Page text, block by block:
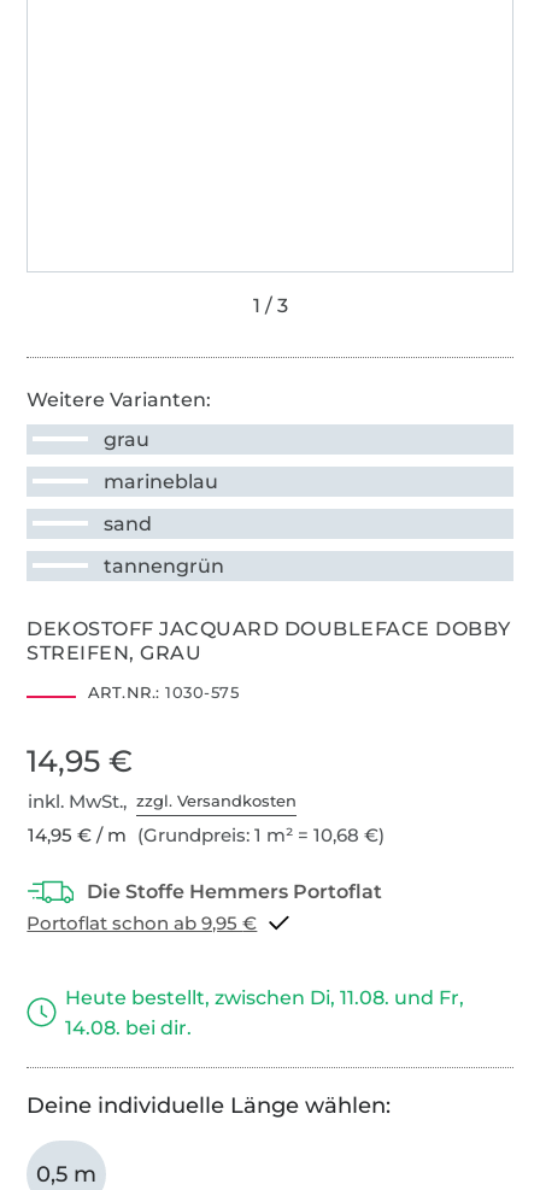
Weitere Varianten:
grau
marineblau
sand
tannengrün
DEKOSTOFF JACQUARD DOUBLEFACE DOBBY
STREIFEN, GRAU
ART.NR.: 1030-575
14,95 €
inkl. MwSt.,zzgl. Versandkosten
14,95 € / m (Grundpreis: 1 m² = 10,68 €)
Portoflat schon ab 9,95 €
Heute bestellt, zwischen Di, 11.08. und Fr,
14.08. bei dir.
Deine individuelle Länge wählen:
0,5 m